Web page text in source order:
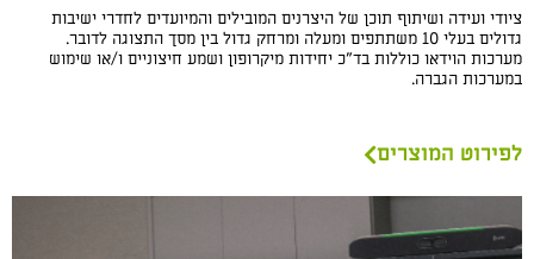
ציודי ועידה ושיתוף תוכן של היצרנים המובילים והמיועדים לחדרי ישיבות
גדולים בעלי 10 משתתפים ומעלה ומרחק גדול בין מסך התצוגה לדובר.
מערכות הוידאו כוללות בד”כ יחידות מיקרופון ושמע חיצוניים ו/או שימוש
במערכות הגברה.
לפירוט המוצרים